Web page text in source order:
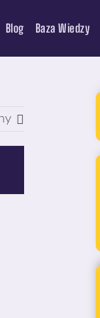
Blog Baza Wiedzy